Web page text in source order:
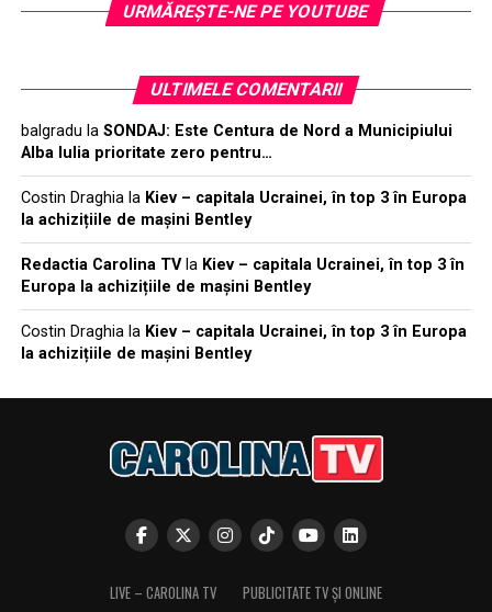
URMĂREŞTE-NE PE YOUTUBE
ULTIMELE COMENTARII
balgradu la SONDAJ: Este Centura de Nord a Municipiului
Alba Iulia prioritate zero pentru…
Costin Draghiala Kiev – capitala Ucrainei, în top 3 în Europa
la achizițiile de mașini Bentley
Redactia Carolina TVla Kiev – capitala Ucrainei, în top 3 în
Europa la achizițiile de mașini Bentley
Costin Draghiala Kiev – capitala Ucrainei, în top 3 în Europa
la achizițiile de mașini Bentley
LIVE – CAROLINA TV
PUBLICITATE TV ȘI ONLINE